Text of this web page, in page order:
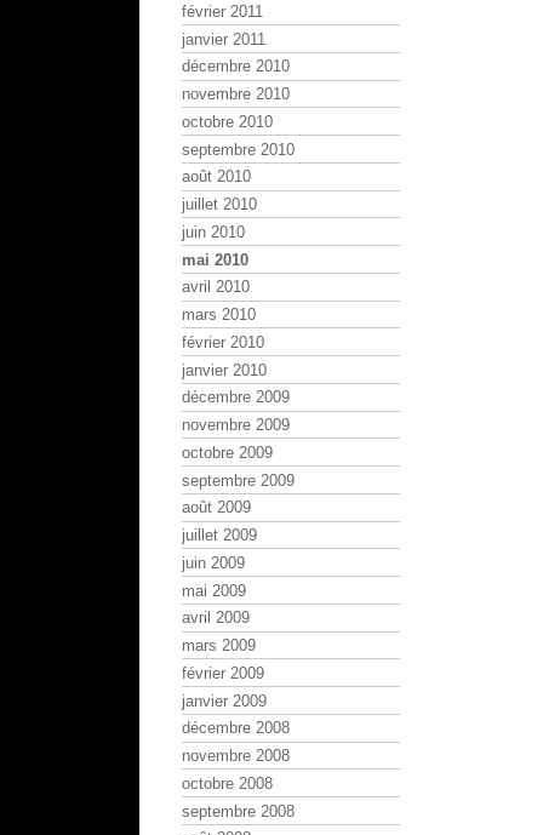
février 2011
janvier 2011
décembre 2010
novembre 2010
octobre 2010
septembre 2010
août 2010
juillet 2010
juin 2010
mai 2010
avril 2010
mars 2010
février 2010
janvier 2010
décembre 2009
novembre 2009
octobre 2009
septembre 2009
août 2009
juillet 2009
juin 2009
mai 2009
avril 2009
mars 2009
février 2009
janvier 2009
décembre 2008
novembre 2008
octobre 2008
septembre 2008